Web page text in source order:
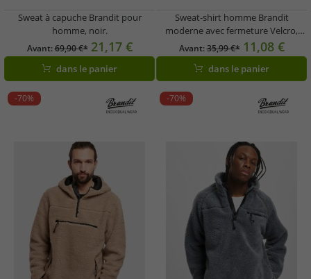
Sweat à capuche Brandit pour
homme, noir.
Avant:69,90 €* 21,17 €
dans le panier
Sweat-shirt homme Brandit
moderne avec fermeture Velcro,
kaki
Avant:35,99 €* 11,08 €
dans le panier
-70% -70%